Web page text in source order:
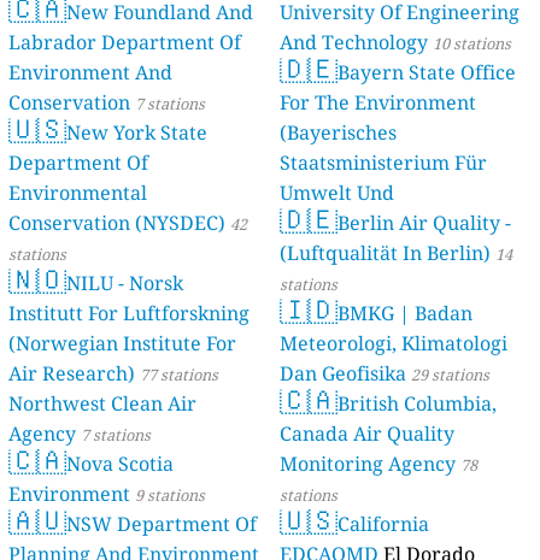
University Of Engineering
And Technology 10 stations
🇩🇪Bayern State Office
For The Environment
(Bayerisches
Staatsministerium Für
Umwelt Und
Verbraucherschutz) - LfU
46 stations
🇩🇪Berlin Air Quality -
(Luftqualität In Berlin) 14
stations
🇮🇩BMKG | Badan
Meteorologi, Klimatologi
Dan Geofisika 29 stations
🇨🇦British Columbia,
Canada Air Quality
Monitoring Agency 78
stations
🇺🇸California
EDCAQMDEl Dorado
New Foundland And
Labrador Department Of
Environment And
Conservation 7 stations
🇺🇸New York State
Department Of
Environmental
Conservation (NYSDEC) 42
stations
🇳🇴NILU - Norsk
Institutt For Luftforskning
(Norwegian Institute For
Air Research) 77 stations
Northwest Clean Air
Agency 7 stations
🇨🇦Nova Scotia
Environment 9 stations
🇦🇺NSW Department Of
Planning And Environment